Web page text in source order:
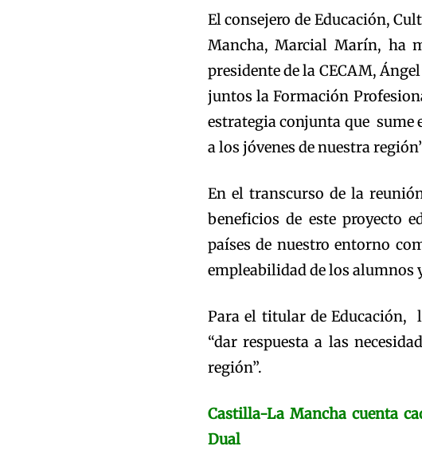
El consejero de Educación,
Mancha, Marcial Marín, ha
presidente de la CECAM,
juntos la Formación
estrategia conjunta que sume
a los jóvenes de nuestra
En el transcurso de la
beneficios de este proyecto
países de nuestro entorno
empleabilidad de los alumnos
Para el titular de Educación,
“dar respuesta a las
región”.
Castilla-La Mancha cuenta
Dual